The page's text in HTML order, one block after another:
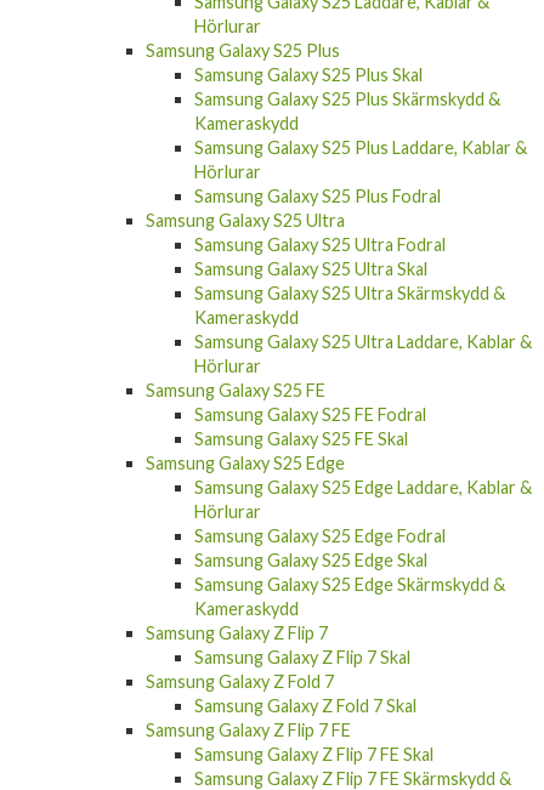
Hörlurar
Samsung Galaxy S25 Plus
Samsung Galaxy S25 Plus Skal
Samsung Galaxy S25 Plus Skärmskydd &
Kameraskydd
Samsung Galaxy S25 Plus Laddare, Kablar &
Hörlurar
Samsung Galaxy S25 Plus Fodral
Samsung Galaxy S25 Ultra
Samsung Galaxy S25 Ultra Fodral
Samsung Galaxy S25 Ultra Skal
Samsung Galaxy S25 Ultra Skärmskydd &
Kameraskydd
Samsung Galaxy S25 Ultra Laddare, Kablar &
Hörlurar
Samsung Galaxy S25 FE
Samsung Galaxy S25 FE Fodral
Samsung Galaxy S25 FE Skal
Samsung Galaxy S25 Edge
Samsung Galaxy S25 Edge Laddare, Kablar &
Hörlurar
Samsung Galaxy S25 Edge Fodral
Samsung Galaxy S25 Edge Skal
Samsung Galaxy S25 Edge Skärmskydd &
Kameraskydd
Samsung Galaxy Z Flip 7
Samsung Galaxy Z Flip 7 Skal
Samsung Galaxy Z Fold 7
Samsung Galaxy Z Fold 7 Skal
Samsung Galaxy Z Flip 7 FE
Samsung Galaxy Z Flip 7 FE Skal
Samsung Galaxy Z Flip 7 FE Skärmskydd &